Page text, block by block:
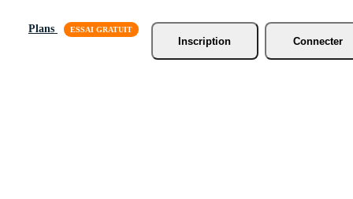
Plans
Inscription
Connecter